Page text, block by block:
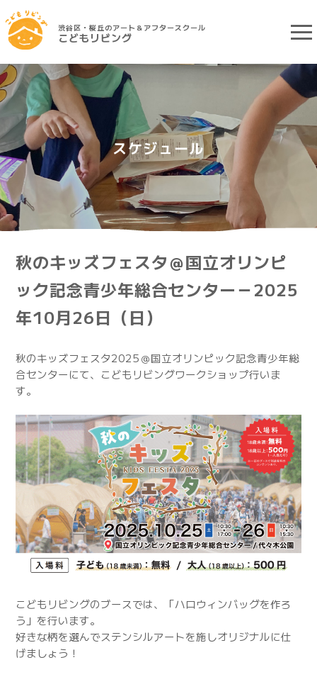
渋谷区・桜丘のアート＆アフタースクール
こどもリビング
スケジュール
秋のキッズフェスタ＠国立オリンピ
ック記念青少年総合センター－2025
年10月26日（日）
秋のキッズフェスタ2025＠国立オリンピック記念青少年総
合センターにて、こどもリビングワークショップ行いま
す。
こどもリビングのブースでは、「ハロウィンバッグを作ろ
う」を行います。
好きな柄を選んでステンシルアートを施しオリジナルに仕
げましょう！